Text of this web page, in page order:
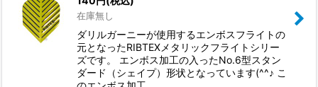
在庫無し
ダリルガーニーが使用するエンボスフライトの
元となったRIBTEXメタリックフライトシリー
ズです。 エンボス加工の入ったNo.6型スタン
ダード（シェイプ）形状となっています(^^♪ こ